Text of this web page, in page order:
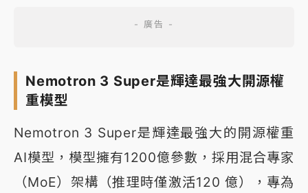
Nemotron 3 Super是輝達最強大開源權
重模型
Nemotron 3 Super是輝達最強大的開源權重
AI模型，模型擁有1200億參數，採用混合專家
（MoE）架構（推理時僅激活120 億），專為